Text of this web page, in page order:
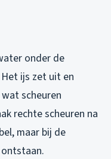
onder de
ijs zet uit en
scheuren
rechte scheuren na
maar bij de